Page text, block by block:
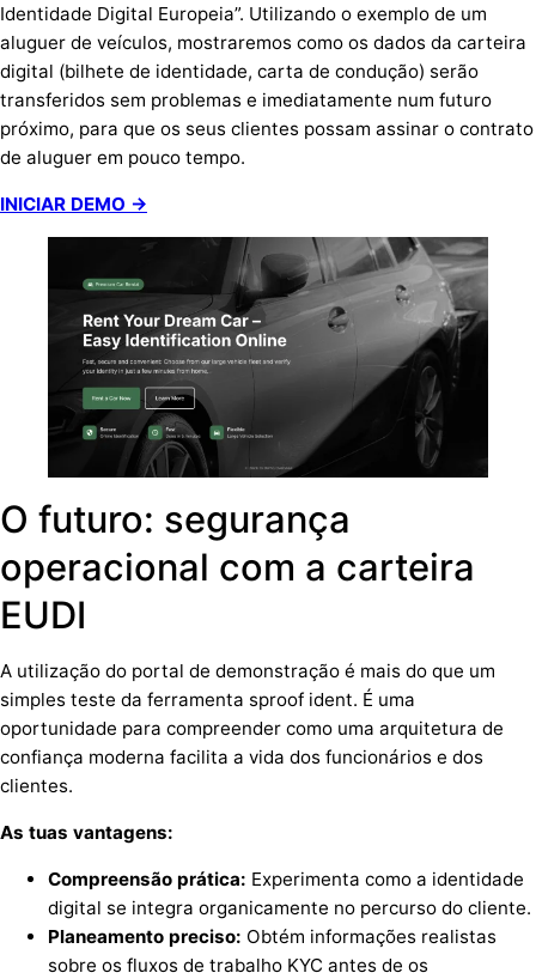
Identidade Digital Europeia”. Utilizando o exemplo de um
aluguer de veículos, mostraremos como os dados da carteira
digital (bilhete de identidade, carta de condução) serão
transferidos sem problemas e imediatamente num futuro
próximo, para que os seus clientes possam assinar o contrato
de aluguer em pouco tempo.
INICIAR DEMO →
O futuro: segurança
operacional com a carteira
EUDI
A utilização do portal de demonstração é mais do que um
simples teste da ferramenta sproof ident. É uma
oportunidade para compreender como uma arquitetura de
confiança moderna facilita a vida dos funcionários e dos
clientes.
As tuas vantagens:
Compreensão prática: Experimenta como a identidade
digital se integra organicamente no percurso do cliente.
Planeamento preciso: Obtém informações realistas
sobre os fluxos de trabalho KYC antes de os